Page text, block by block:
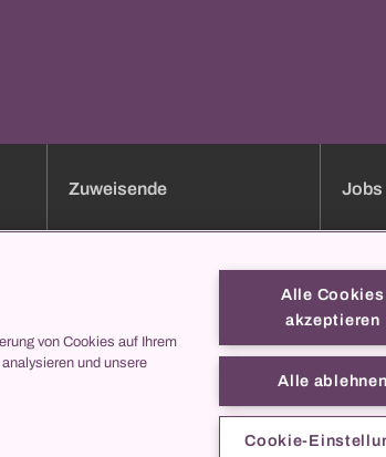
Zuweisende
Onlineformulare
collegis
Jobs
Jobs
Kontakt
von Cookies auf Ihrem
und unsere
Alle Cookies
akzeptieren
Alle ablehnen
Cookie-